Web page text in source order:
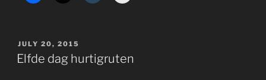
POSTED
ON
JULY 20, 2015
Elfde dag hurtigruten